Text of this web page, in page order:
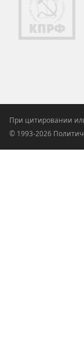
При цитировании
© 1993-2026